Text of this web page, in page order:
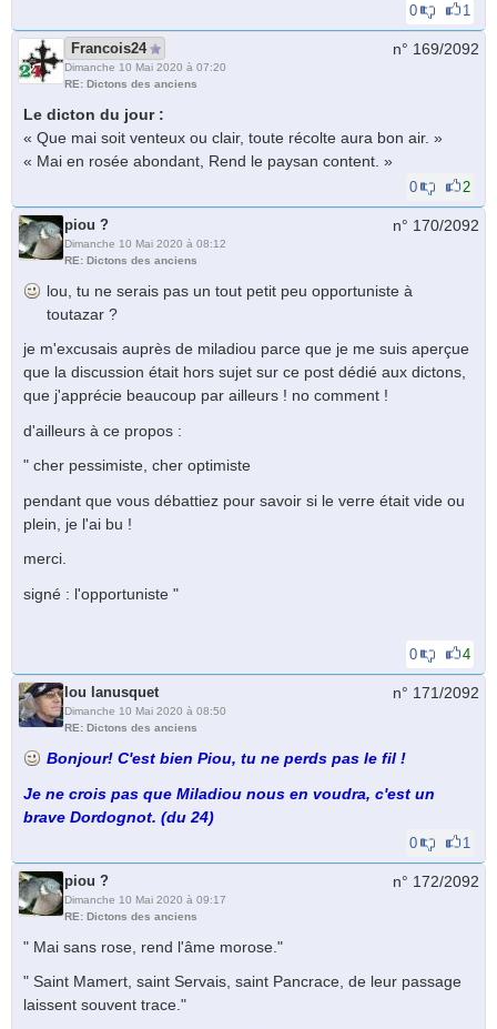
0 1
Francois24
Dimanche 10 Mai 2020 à 07:20
RE: Dictons des anciens
n° 169/2092
Le dicton du jour :
« Que mai soit venteux ou clair, toute réсοltе аurа bοn аir. »
« Mаi еn rosée abondant, Rend le paysan content. »
0 2
piou ?
Dimanche 10 Mai 2020 à 08:12
RE: Dictons des anciens
n° 170/2092
lou, tu ne serais pas un tout petit peu opportuniste à
toutazar ?
je m'excusais auprès de miladiou parce que je me suis aperçue
que la discussion était hors sujet sur ce post dédié aux dictons,
que j'apprécie beaucoup par ailleurs ! no comment !
d'ailleurs à ce propos :
" cher pessimiste, cher optimiste
pendant que vous débattiez pour savoir si le verre était vide ou
plein, je l'ai bu !
merci.
signé : l'opportuniste "
0 4
lou lanusquet
Dimanche 10 Mai 2020 à 08:50
RE: Dictons des anciens
n° 171/2092
Bonjour! C'est bien Piou, tu ne perds pas le fil !
Je ne crois pas que Miladiou nous en voudra, c'est un
brave Dordognot. (du 24)
0 1
piou ?
Dimanche 10 Mai 2020 à 09:17
RE: Dictons des anciens
n° 172/2092
" Mai sans rose, rend l'âme morose."
" Saint Mamert, saint Servais, saint Pancrace, de leur passage
laissent souvent trace."